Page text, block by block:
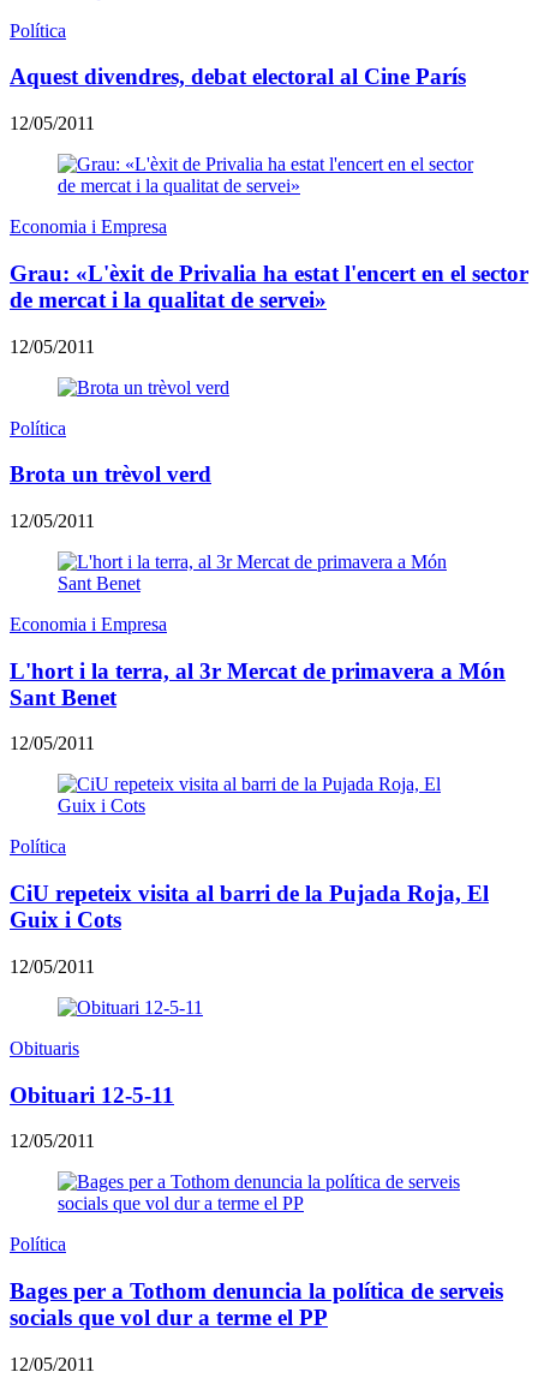
Política
Aquest divendres, debat electoral al Cine París
12/05/2011
Economia i Empresa
Grau: «L'èxit de Privalia ha estat l'encert en el sector
de mercat i la qualitat de servei»
12/05/2011
Política
Brota un trèvol verd
12/05/2011
Economia i Empresa
L'hort i la terra, al 3r Mercat de primavera a Món
Sant Benet
12/05/2011
Política
CiU repeteix visita al barri de la Pujada Roja, El
Guix i Cots
12/05/2011
Obituaris
Obituari 12-5-11
12/05/2011
Política
Bages per a Tothom denuncia la política de serveis
socials que vol dur a terme el PP
12/05/2011